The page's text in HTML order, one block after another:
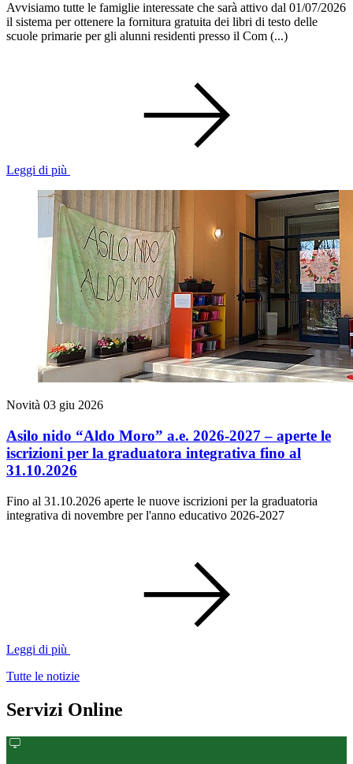
Avvisiamo tutte le famiglie interessate che sarà attivo dal 01/07/2026
il sistema per ottenere la fornitura gratuita dei libri di testo delle
scuole primarie per gli alunni residenti presso il Com (...)
Leggi di più
Novità 03 giu 2026
Asilo nido “Aldo Moro” a.e. 2026-2027 – aperte le
iscrizioni per la graduatora integrativa fino al
31.10.2026
Fino al 31.10.2026 aperte le nuove iscrizioni per la graduatoria
integrativa di novembre per l'anno educativo 2026-2027
Leggi di più
Tutte le notizie
Servizi Online